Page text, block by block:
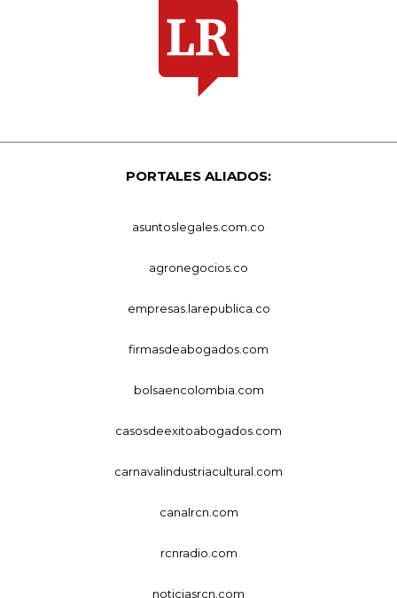
PORTALES ALIADOS:
asuntoslegales.com.co
agronegocios.co
empresas.larepublica.co
firmasdeabogados.com
bolsaencolombia.com
casosdeexitoabogados.com
carnavalindustriacultural.com
canalrcn.com
rcnradio.com
noticiasrcn.com